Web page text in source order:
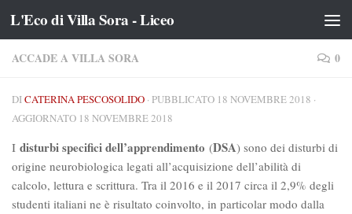
Salta al contenuto
L'Eco di Villa Sora - Liceo
ACCADE A VILLA SORA 0
DICATERINA PESCOSOLIDO · PUBBLICATO 18 NOVEMBRE 2018 ·
AGGIORNATO 18 NOVEMBRE 2018
I disturbi specifici dell’apprendimento (DSA) sono dei disturbi di
origine neurobiologica legati all’acquisizione dell’abilità di
calcolo, lettura e scrittura. Tra il 2016 e il 2017 circa il 2,9% degli
studenti italiani ne è risultato coinvolto, in particolar modo dalla